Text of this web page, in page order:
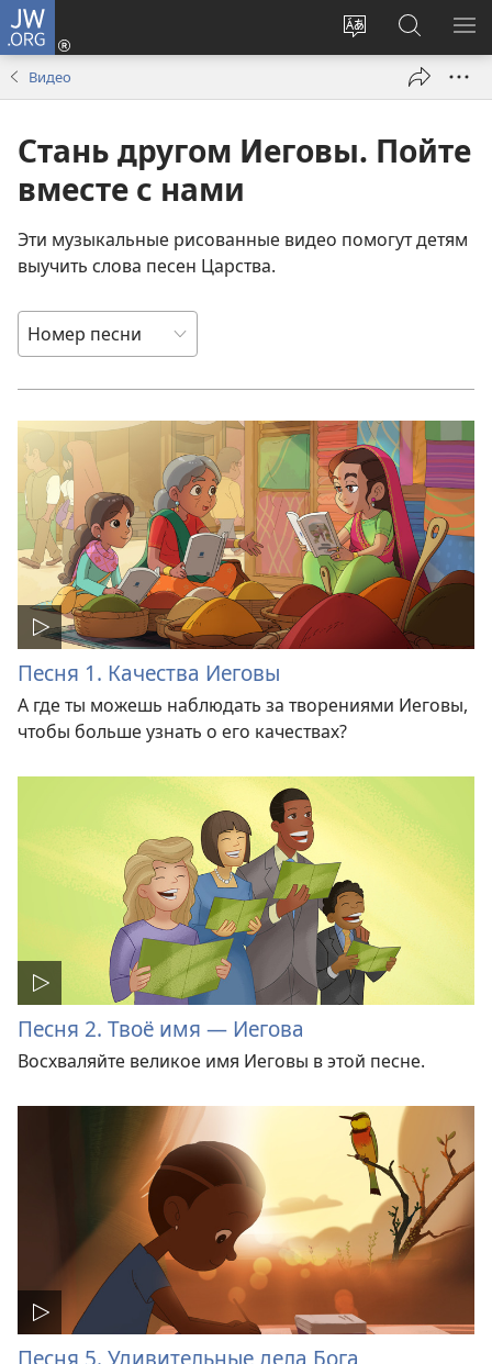
JW.ORG
Изменить
Войти
(открываетсяПоиск
по
jw.org
Видео
Стань другом Иеговы. Пойте
вместе с нами
Эти музыкальные рисованные видео помогут детям
выучить слова песен Царства.
Песня 1. Качества Иеговы
А где ты можешь наблюдать за творениями Иеговы,
чтобы больше узнать о его качествах?
Песня 2. Твоё имя — Иегова
Восхваляйте великое имя Иеговы в этой песне.
Песня 5. Удивительные дела Бога